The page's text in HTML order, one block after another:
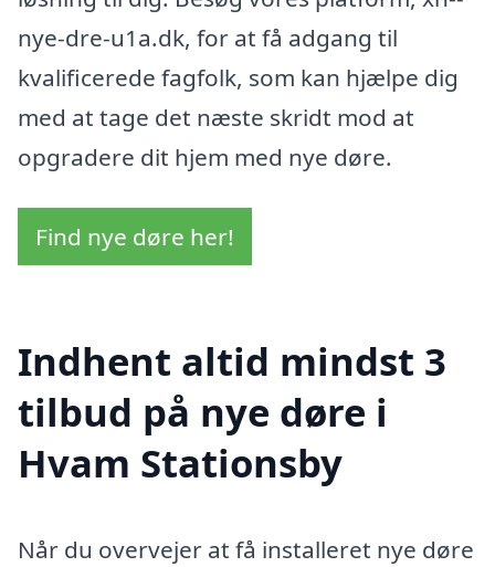
nye-dre-u1a.dk, for at få adgang til
kvalificerede fagfolk, som kan hjælpe dig
med at tage det næste skridt mod at
opgradere dit hjem med nye døre.
Find nye døre her!
Indhent altid mindst 3
tilbud på nye døre i
Hvam Stationsby
Når du overvejer at få installeret nye døre